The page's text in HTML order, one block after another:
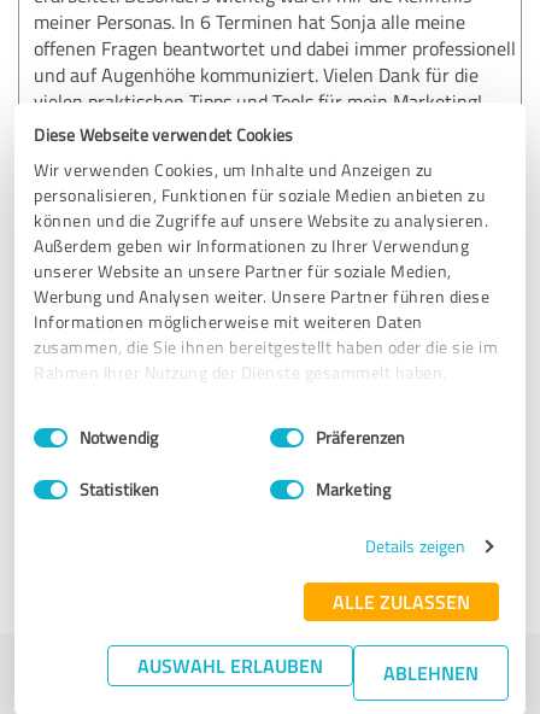
Diese Webseite verwendet Cookies
Wir verwenden Cookies, um Inhalte und Anzeigen zu
personalisieren, Funktionen für soziale Medien anbieten zu
können und die Zugriffe auf unsere Website zu analysieren.
Außerdem geben wir Informationen zu Ihrer Verwendung
unserer Website an unsere Partner für soziale Medien,
Werbung und Analysen weiter. Unsere Partner führen diese
Informationen möglicherweise mit weiteren Daten
zusammen, die Sie ihnen bereitgestellt haben oder die sie im
Rahmen Ihrer Nutzung der Dienste gesammelt haben.
Impressum Datenschutzbestimmungen
Einwilligungsauswahl
Notwendig Präferenzen
Statistiken Marketing
Details zeigen
ALLE ZULASSEN
AUSWAHL ERLAUBEN ABLEHNEN
meiner Personas. In 6 Terminen hat Sonja alle meine
offenen Fragen beantwortet und dabei immer professionell
und auf Augenhöhe kommuniziert. Vielen Dank für die
vielen praktischen Tipps und Tools für mein Marketing!
Erfahrungsbericht & Bewertung zu:
Marketing Coaching für Tierärztinnen
10.11.2024 Anonym
4,80 von 5
Bewertung zu:
Jetzt bewerten